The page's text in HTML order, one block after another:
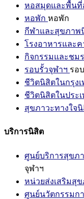
หอสมุดและพื้นที่
หอพัก หอพัก
กีฬาและสุขภาพ
โรงอาหารและค
กิจกรรมและชม
รอบรั้วจุฬาฯ รอ
ชีวิตนิสิตในกรุงเ
ชีวิตนิสิตในประ
สุขภาวะทางใจ
บริการนิสิต
ศูนย์บริการสุขภ
จุฬาฯ
หน่วยส่งเสริมสุ
ศูนย์นวัตกรรมกา